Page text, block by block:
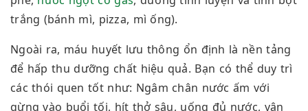
trắng (bánh mì, pizza, mì ống).
Ngoài ra, máu huyết lưu thông ổn định là nền tảng
để hấp thu dưỡng chất hiệu quả. Bạn có thể duy trì
các thói quen tốt như: Ngâm chân nước ấm với
gừng vào buổi tối, hít thở sâu, uống đủ nước, vận